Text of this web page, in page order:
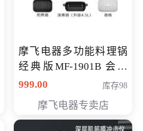
摩飞电器多功能料理锅
经典版MF-1901B 会员
专享价399元
999.00 库存98
摩飞电器专卖店